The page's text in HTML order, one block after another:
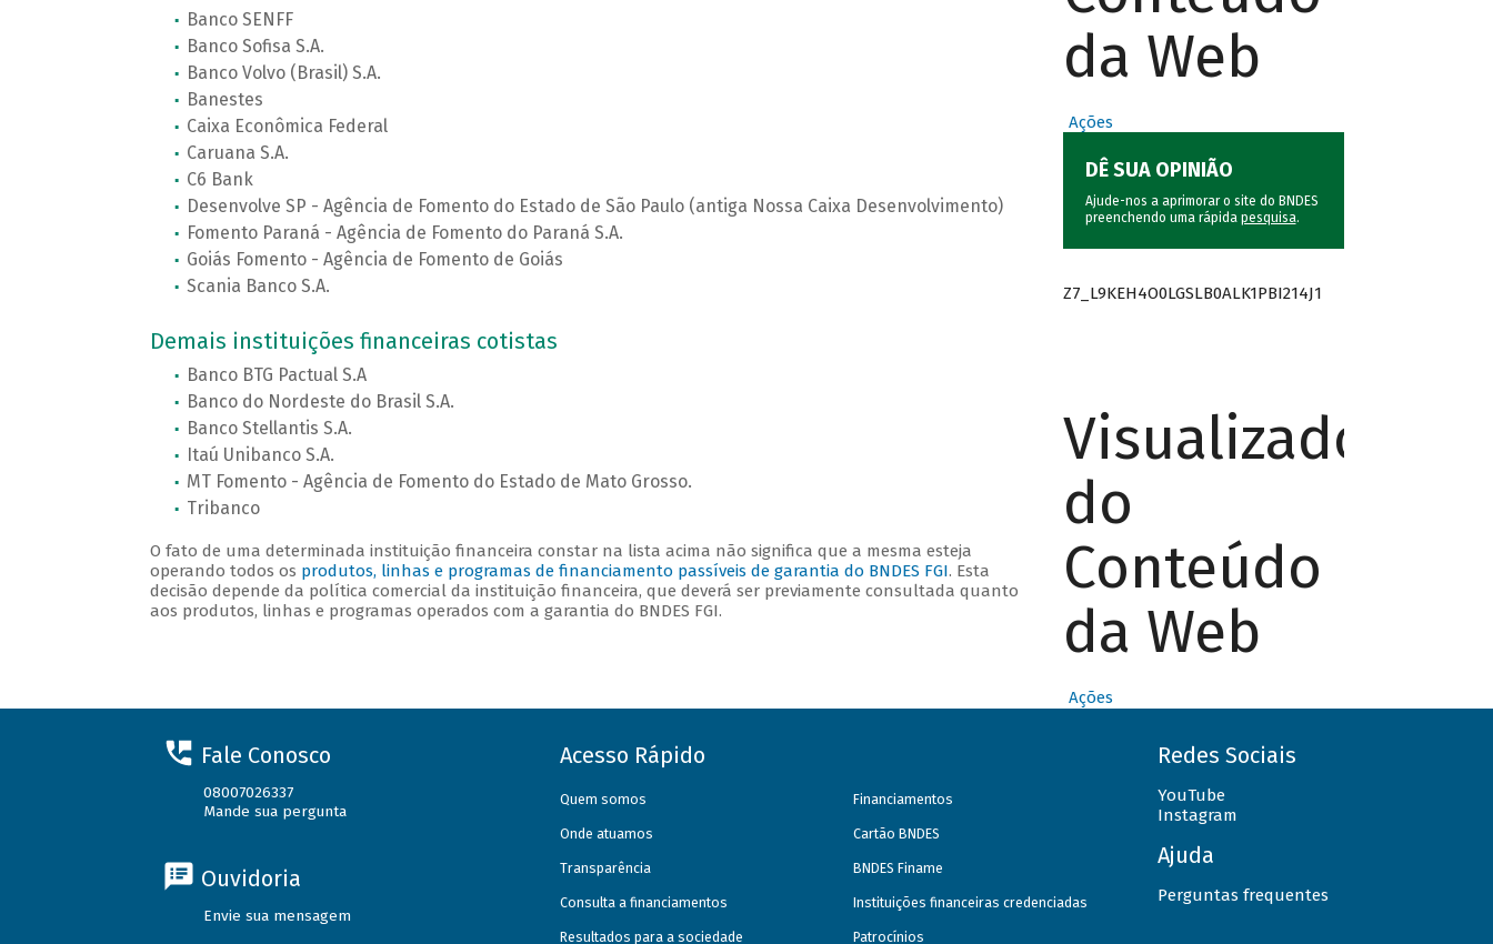
Banco SENFF
Banco Sofisa S.A.
Banco Volvo (Brasil) S.A.
Banestes
Caixa Econômica Federal
Caruana S.A.
C6 Bank
Desenvolve SP - Agência de Fomento do Estado de São Paulo (antiga Nossa Caixa Desenvolvimento)
Fomento Paraná - Agência de Fomento do Paraná S.A.
Goiás Fomento - Agência de Fomento de Goiás
Scania Banco S.A.
Demais instituições financeiras cotistas
Banco BTG Pactual S.A
Banco do Nordeste do Brasil S.A.
Banco Stellantis S.A.
Itaú Unibanco S.A.
MT Fomento - Agência de Fomento do Estado de Mato Grosso.
Tribanco
O fato de uma determinada instituição financeira constar na lista acima não significa que a mesma esteja
operando todos os produtos, linhas e programas de financiamento passíveis de garantia do BNDES FGI. Esta
decisão depende da política comercial da instituição financeira, que deverá ser previamente consultada quanto
aos produtos, linhas e programas operados com a garantia do BNDES FGI.
da Web
Ações
DÊ SUA OPINIÃO
Ajude-nos a aprimorar o site do BNDES
preenchendo uma rápida pesquisa.
Z7_L9KEH4O0LGSLB0ALK1PBI214J1
Visualizador
do
Conteúdo
da Web
Ações
Fale Conosco
08007026337
Mande sua pergunta
Ouvidoria
Envie sua mensagem
Acesso Rápido
Quem somos
Onde atuamos
Transparência
Consulta a financiamentos
Resultados para a sociedade
Financiamentos
Cartão BNDES
BNDES Finame
Instituições financeiras credenciadas
Patrocínios
Redes Sociais
YouTube
Instagram
Ajuda
Perguntas frequentes